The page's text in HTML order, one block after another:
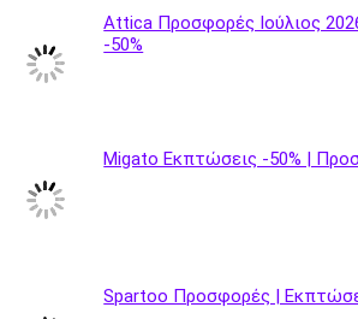
Attica Προσφορές Ιούλιος
-50%
Migato Εκπτώσεις -50% |
Spartoo Προσφορές |